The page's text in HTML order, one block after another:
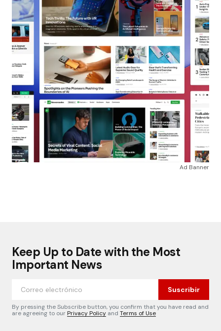
Ad Banner
Keep Up to Date with the Most
Important News
Suscribir
By pressing the Subscribe button, you confirm that you have read and
are agreeing to ourPrivacy Policy and Terms of Use